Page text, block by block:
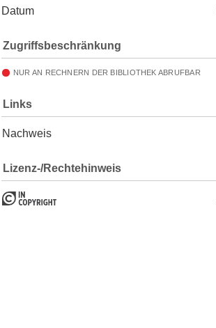
Datum
Zugriffsbeschränkung
NUR AN RECHNERN DER BIBLIOTHEK ABRUFBAR
Links
Nachweis
Lizenz-/Rechtehinweis